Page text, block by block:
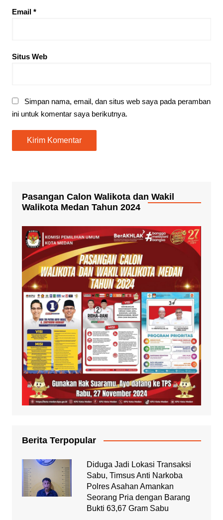
Email *
Situs Web
Simpan nama, email, dan situs web saya pada peramban
ini untuk komentar saya berikutnya.
Pasangan Calon Walikota dan Wakil
Walikota Medan Tahun 2024
Berita Terpopular
Diduga Jadi Lokasi Transaksi
Sabu, Timsus Anti Narkoba
Polres Asahan Amankan
Seorang Pria dengan Barang
Bukti 63,67 Gram Sabu